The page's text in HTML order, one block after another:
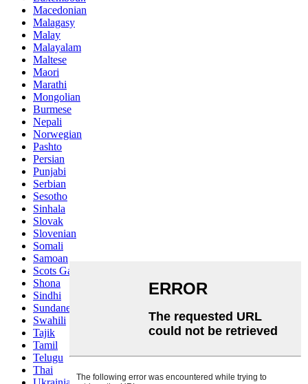
Macedonian
Malagasy
Malay
Malayalam
Maltese
Maori
Marathi
Mongolian
Burmese
Nepali
Norwegian
Pashto
Persian
Punjabi
Serbian
Sesotho
Sinhala
Slovak
Slovenian
Somali
Samoan
Scots Gaelic
Shona
Sindhi
Sundanese
Swahili
Tajik
Tamil
Telugu
Thai